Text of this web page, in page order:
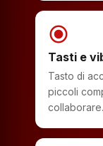
radio_button_checked
Tasti e
Tasto di
piccoli
collaborare.